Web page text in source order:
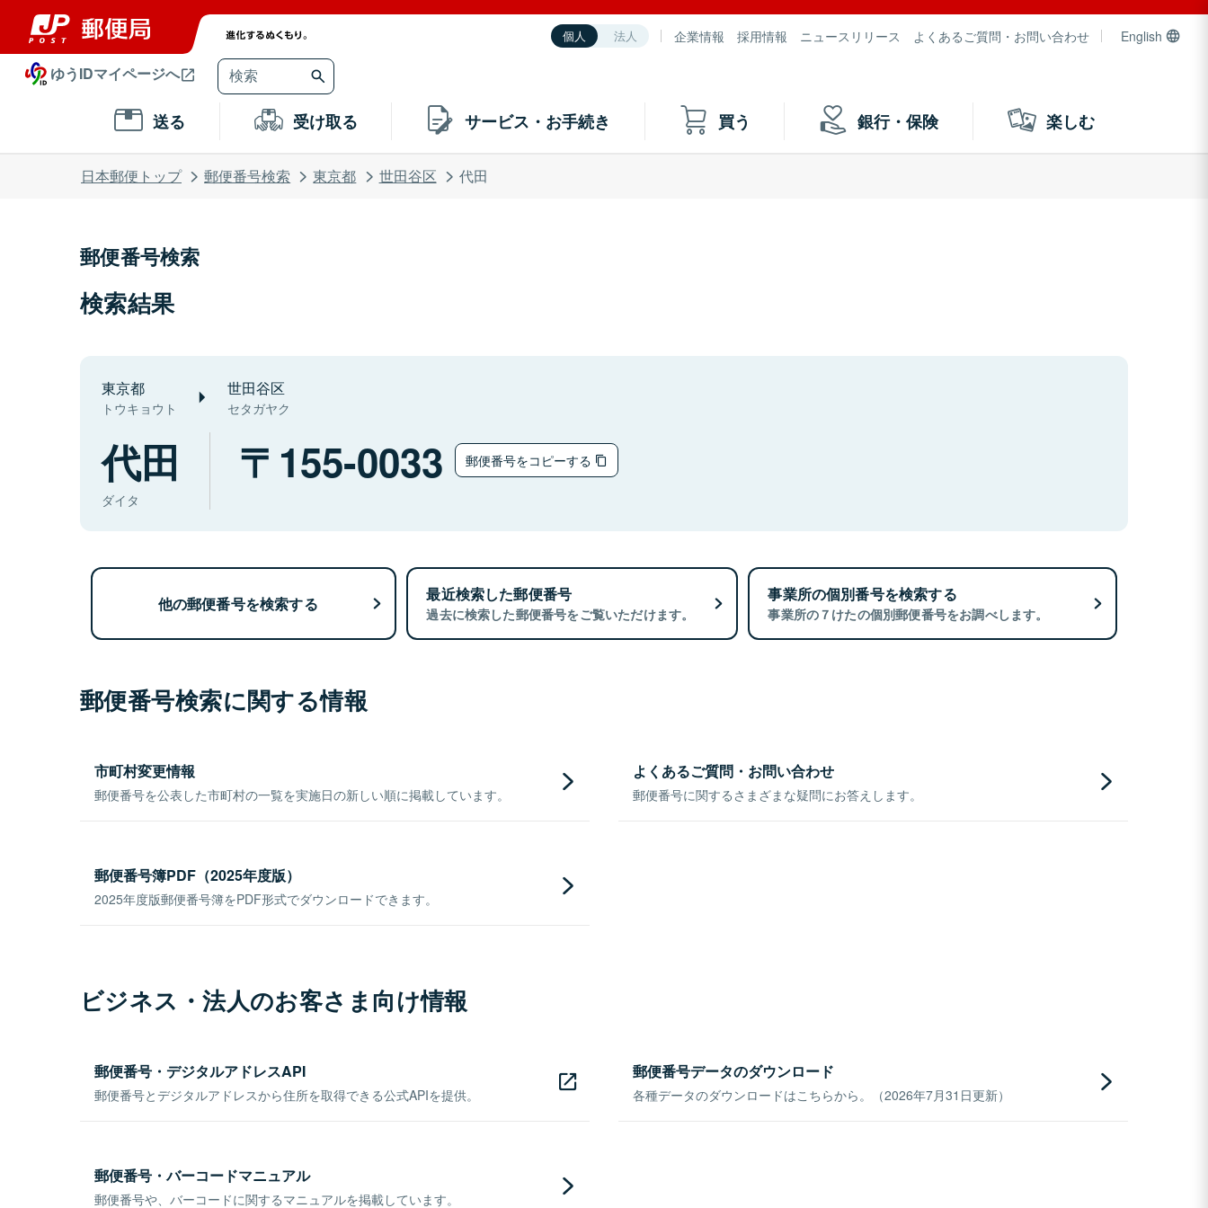
個人 法人 企業情報 採用情報 ニュースリリース よくあるご質問・お問い合わせ English
ゆうIDマイページへ
送る 受け取る サービス・お手続き 買う 銀行・保険 楽しむ
日本郵便トップ 郵便番号検索 東京都 世田谷区 代田
郵便番号検索
検索結果
東京都
トウキョウト
世田谷区
セタガヤク
代田
ダイタ
155-0033 郵便番号をコピーする
他の郵便番号を検索する 最近検索した郵便番号
過去に検索した郵便番号をご覧いただけます。
事業所の個別番号を検索する
事業所の７けたの個別郵便番号をお調べします。
郵便番号検索に関する情報
市町村変更情報
郵便番号を公表した市町村の一覧を実施日の新しい順に掲載しています。
よくあるご質問・お問い合わせ
郵便番号に関するさまざまな疑問にお答えします。
郵便番号簿PDF（2025年度版）
2025年度版郵便番号簿をPDF形式でダウンロードできます。
ビジネス・法人のお客さま向け情報
郵便番号・デジタルアドレスAPI
郵便番号とデジタルアドレスから住所を取得できる公式APIを提供。
郵便番号データのダウンロード
各種データのダウンロードはこちらから。（2026年7月31日更新）
郵便番号・バーコードマニュアル
郵便番号や、バーコードに関するマニュアルを掲載しています。